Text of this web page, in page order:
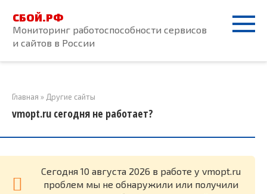
контенту
СБОЙ.РФ
Мониторинг работоспособности сервисов
и сайтов в России
Главная » Другие сайты
vmopt.ru сегодня не работает?
Cегодня 10 августа 2026 в работе у vmopt.ru
проблем мы не обнаружили или получили